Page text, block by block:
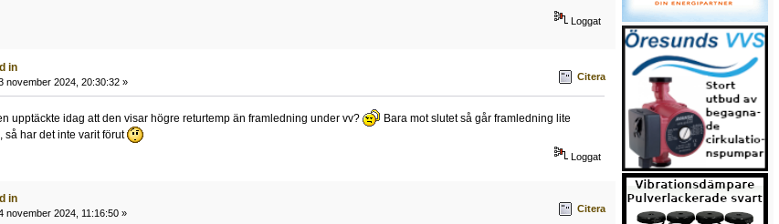
Loggat
in
november 2024, 20:30:32 » Citera
upptäckte idag att den visar högre returtemp än framledning under vv?
Bara mot slutet så går framledning lite
så har det inte varit förut
Loggat
in
november 2024, 11:16:50 » Citera